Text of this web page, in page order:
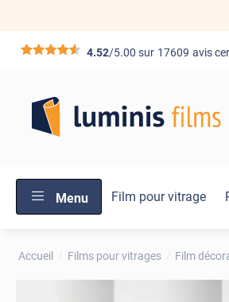
*****4.52/5.00 sur 17609 avis
Menu Film pour vitrage
Accueil Films pour vitrages Film